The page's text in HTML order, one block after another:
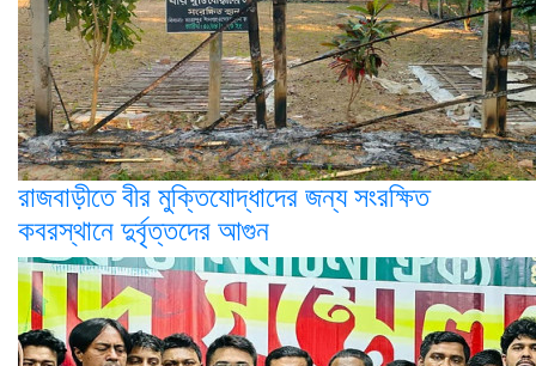
রাজবাড়ীতে বীর মুক্তিযোদ্ধাদের জন্য সংরক্ষিত
কবরস্থানে দুর্বৃত্তদের আগুন